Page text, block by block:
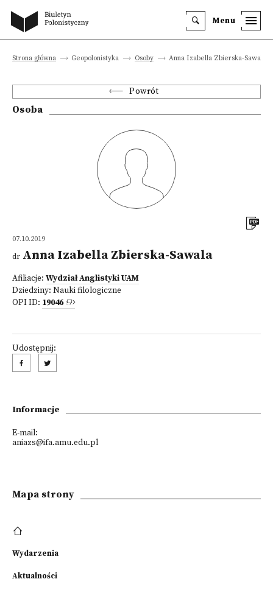
Menu
Strona główna Geopolonistyka Osoby Anna Izabella Zbierska-Sawala
Powrót
Osoba
07.10.2019
dr Anna Izabella Zbierska-Sawala
Afiliacje: Wydział Anglistyki UAM
Dziedziny: Nauki filologiczne
OPI ID: 19046
Udostępnij:
Informacje
E-mail:
aniazs@ifa.amu.edu.pl
Mapa strony
Wydarzenia
Aktualności